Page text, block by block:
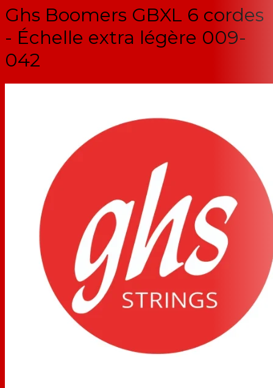
Ghs Boomers GBXL 6 cordes
- Échelle extra légère 009-
042